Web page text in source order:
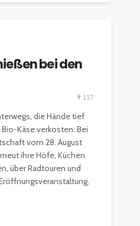
bei den
117
die Hände tief
Käse verkosten: Bei
vom 28. August
ihre Höfe, Küchen
über Radtouren und